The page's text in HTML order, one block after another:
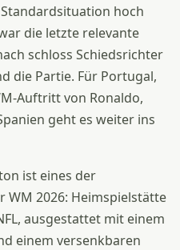
hoch
die letzte relevante
schloss Schiedsrichter
die Partie. Für Portugal,
Auftritt von Ronaldo,
geht es weiter ins
ist eines der
WM 2026: Heimspielstätte
ausgestattet mit einem
einem versenkbaren